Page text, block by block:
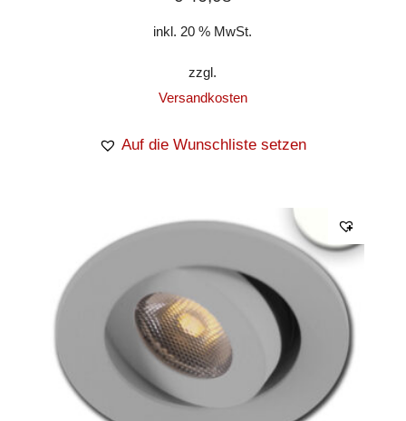
inkl. 20 % MwSt.
zzgl.
Versandkosten
Auf die Wunschliste setzen